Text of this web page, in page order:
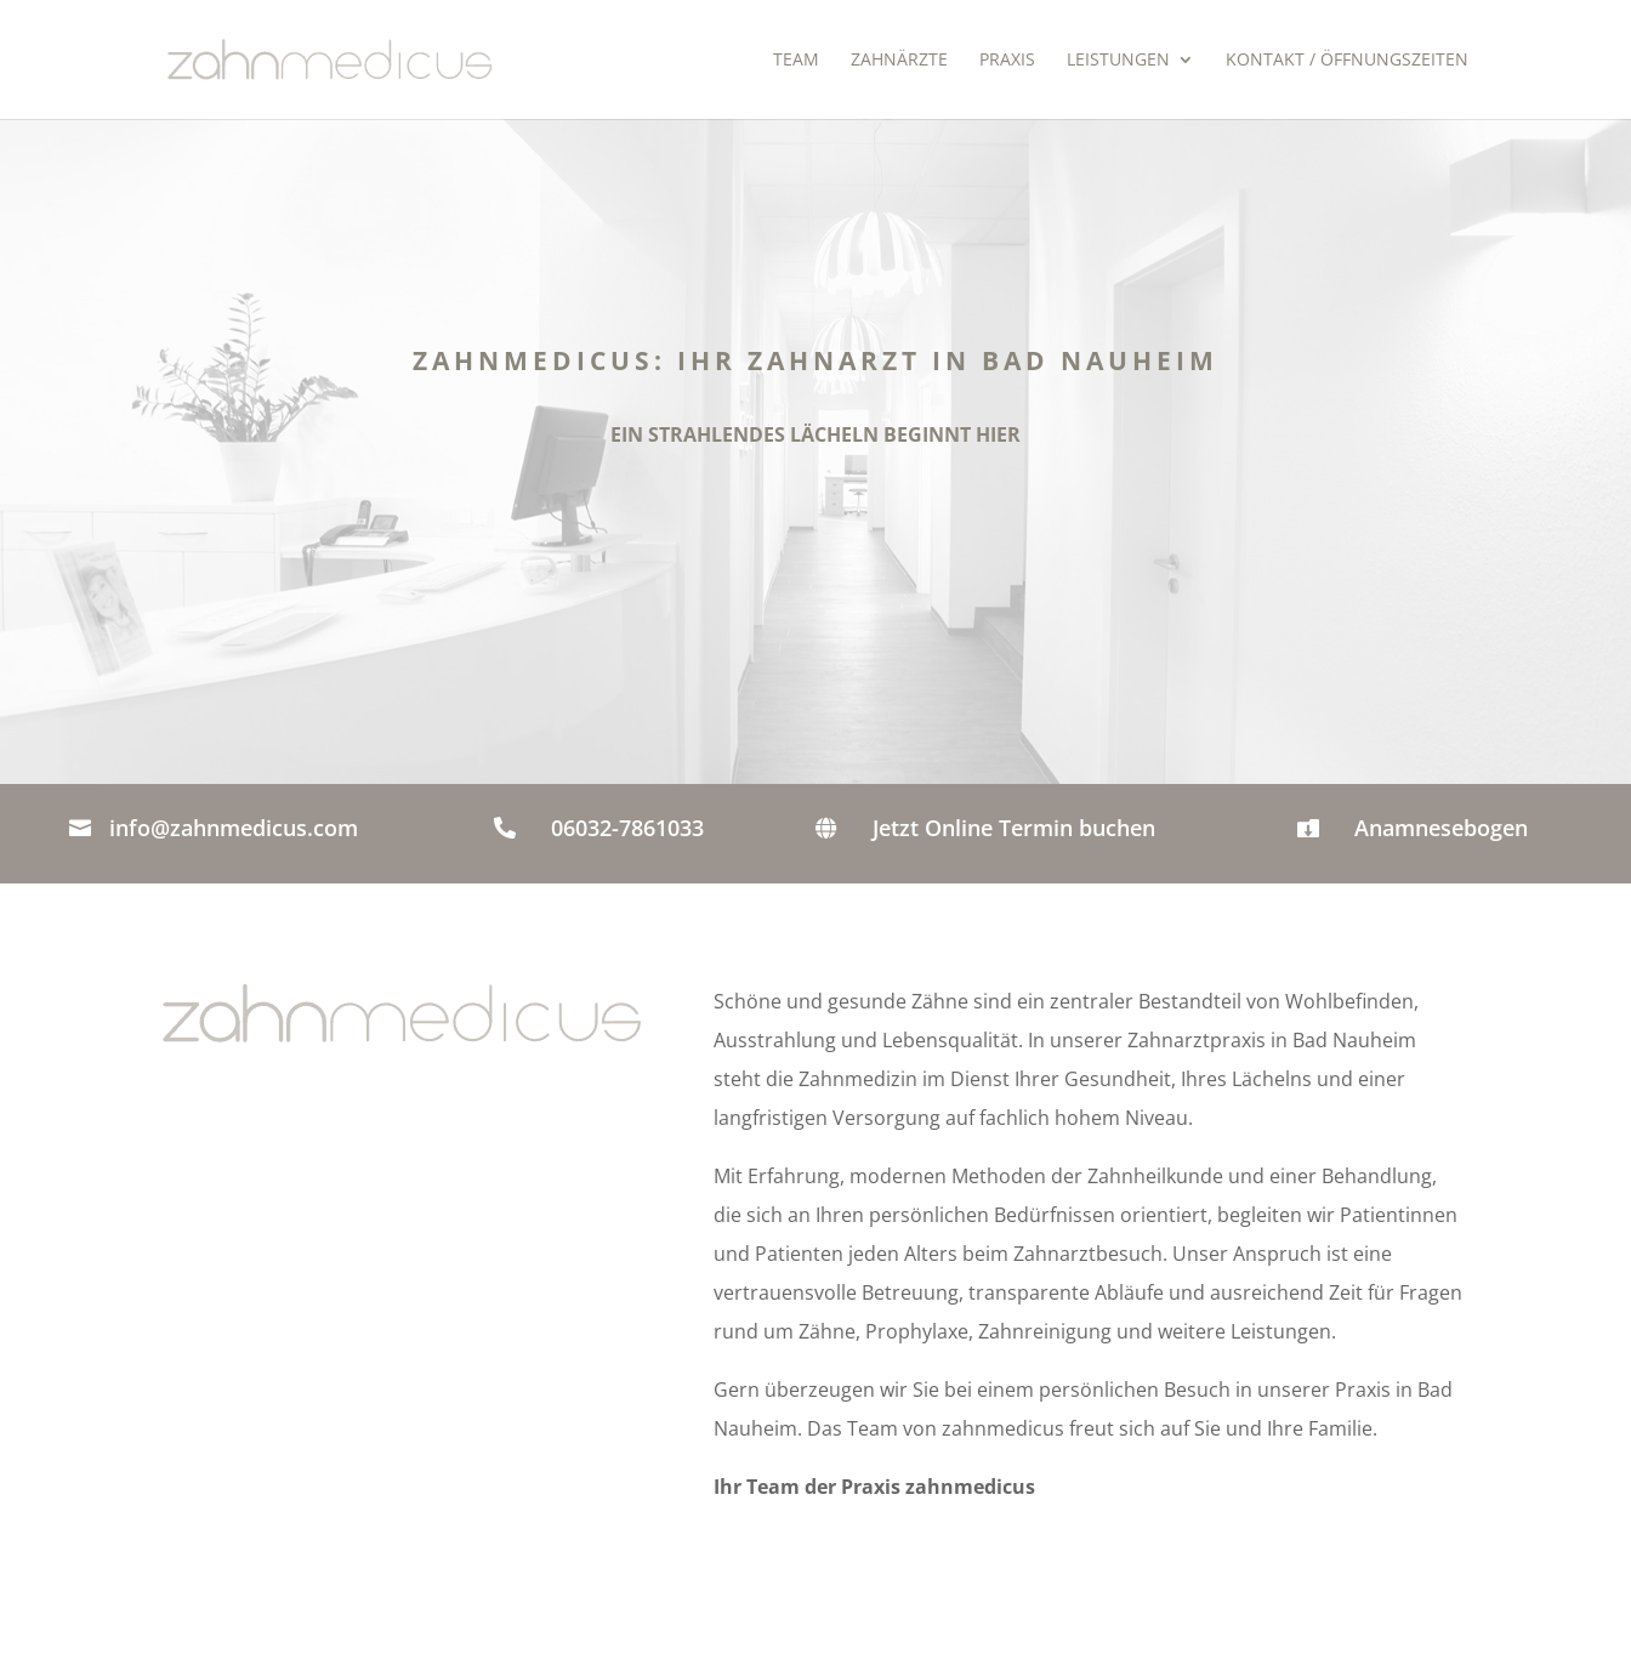
TEAM ZAHNÄRZTE PRAXIS LEISTUNGEN KONTAKT / ÖFFNUNGSZEITEN
ZAHNMEDICUS: IHR ZAHNARZT IN BAD NAUHEIM
EIN STRAHLENDES LÄCHELN BEGINNT HIER
 info@zahnmedicus.com  06032-7861033  Jetzt Online Termin buchen  Anamnesebogen
Schöne und gesunde Zähne sind ein zentraler Bestandteil von Wohlbefinden,
Ausstrahlung und Lebensqualität. In unserer Zahnarztpraxis in Bad Nauheim
steht die Zahnmedizin im Dienst Ihrer Gesundheit, Ihres Lächelns und einer
langfristigen Versorgung auf fachlich hohem Niveau.
Mit Erfahrung, modernen Methoden der Zahnheilkunde und einer Behandlung,
die sich an Ihren persönlichen Bedürfnissen orientiert, begleiten wir Patientinnen
und Patienten jeden Alters beim Zahnarztbesuch. Unser Anspruch ist eine
vertrauensvolle Betreuung, transparente Abläufe und ausreichend Zeit für Fragen
rund um Zähne, Prophylaxe, Zahnreinigung und weitere Leistungen.
Gern überzeugen wir Sie bei einem persönlichen Besuch in unserer Praxis in Bad
Nauheim. Das Team von zahnmedicus freut sich auf Sie und Ihre Familie.
Ihr Team der Praxis zahnmedicus